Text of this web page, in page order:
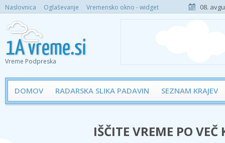
Naslovnica Oglaševanje Vremensko okno - widget 08.
Vreme Podpreska
DOMOV RADARSKA SLIKA PADAVIN SEZNAM KRAJEV
IŠČITE VREME PO